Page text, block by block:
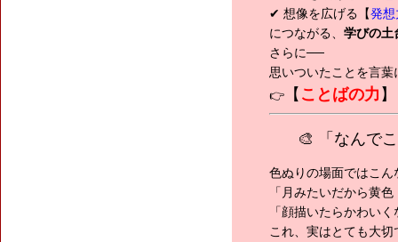
✔ 想像を広げる【発想
につながる、 学びの土
さらに──
思いついたことを言
👉
【 ことばの力 】
🎨 「なんで
色ぬりの場面ではこん
「月みたいだから黄色
「顔描いたらかわい
これ、実はとても大